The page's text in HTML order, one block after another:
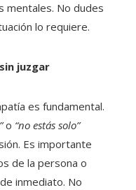
mentales. No dudes
lo requiere.
juzgar
es fundamental.
o “no estás solo”
Es importante
de la persona o
inmediato. No